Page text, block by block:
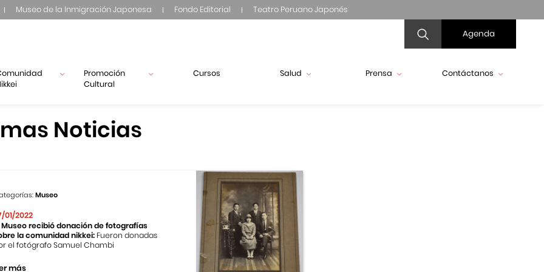
Museo de la Inmigración Japonesa Fondo Editorial Teatro Peruano Japonés
Agenda
Promoción
Cultural
Cursos Salud Prensa Contáctanos
Noticias
Museo
01/2022
Museo recibió donación de fotografías
la comunidad nikkei: Fueron donadas
el fotógrafo Samuel Chambi
más